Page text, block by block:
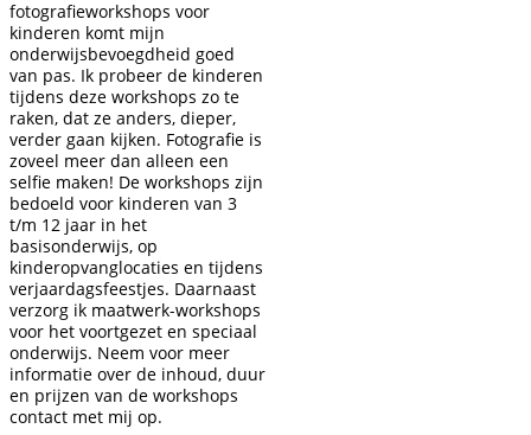
fotografieworkshops voor
kinderen komt mijn
onderwijsbevoegdheid goed
van pas. Ik probeer de kinderen
tijdens deze workshops zo te
raken, dat ze anders, dieper,
verder gaan kijken. Fotografie is
zoveel meer dan alleen een
selfie maken! De workshops zijn
bedoeld voor kinderen van 3
t/m 12 jaar in het
basisonderwijs, op
kinderopvanglocaties en tijdens
verjaardagsfeestjes. Daarnaast
verzorg ik maatwerk-workshops
voor het voortgezet en speciaal
onderwijs. Neem voor meer
informatie over de inhoud, duur
en prijzen van de workshops
contact met mij op.